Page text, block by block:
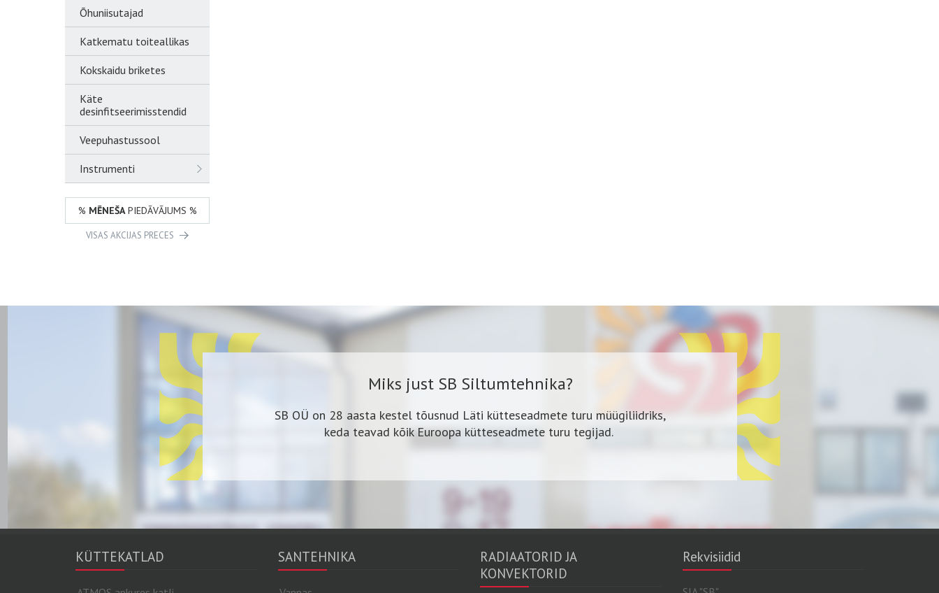
Õhuniisutajad
Katkematu toiteallikas
Kokskaidu briketes
Käte
desinfitseerimisstendid
Veepuhastussool
Instrumenti
% MĒNEŠAPIEDĀVĀJUMS %
VISAS AKCIJAS PRECES
Miks just SB Siltumtehnika?
SB OÜ on 28 aasta kestel tõusnud Läti kütteseadmete turu müügiliidriks,
keda teavad kõik Euroopa kütteseadmete turu tegijad.
KÜTTEKATLAD SANTEHNIKA
RADIAATORID JA
KONVEKTORID
Rekvisiidid